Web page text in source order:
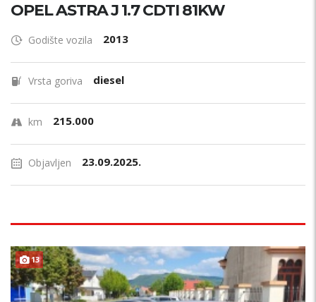
OPEL ASTRA J 1.7 CDTI 81KW
Godište vozila 2013
Vrsta goriva diesel
km 215.000
Objavljen 23.09.2025.
13